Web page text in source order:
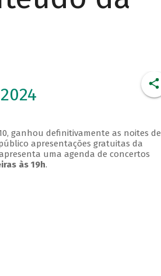
ganhou definitivamente as noites de
apresentações gratuitas da
uma agenda de concertos
às 19h.